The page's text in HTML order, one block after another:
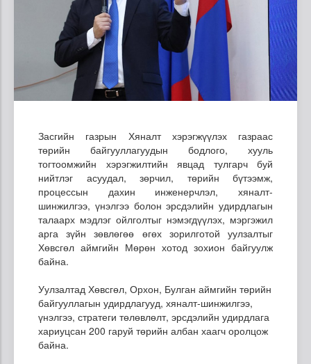
Засгийн газрын Хяналт хэрэгжүүлэх газраас
төрийн байгууллагуудын бодлого, хууль
тогтоомжийн хэрэгжилтийн явцад тулгарч буй
нийтлэг асуудал, зөрчил, төрийн бүтээмж,
процессын дахин инженерчлэл, хяналт-
шинжилгээ, үнэлгээ болон эрсдэлийн удирдлагын
талаарх мэдлэг ойлголтыг нэмэгдүүлэх, мэргэжил
арга зүйн зөвлөгөө өгөх зорилготой уулзалтыг
Хөвсгөл аймгийн Мөрөн хотод зохион байгуулж
байна.
Уулзалтад Хөвсгөл, Орхон, Булган аймгийн төрийн
байгууллагын удирдлагууд, хяналт-шинжилгээ,
үнэлгээ, стратеги төлөвлөлт, эрсдэлийн удирдлага
хариуцсан 200 гаруй төрийн албан хаагч оролцож
байна.